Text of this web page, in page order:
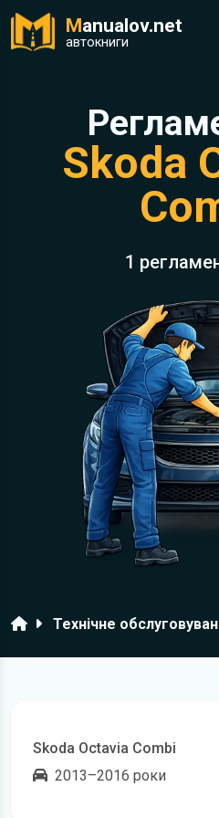
Manualov.net
автокниги
Skoda
1
ГоловнаТехнічне
Skoda Octavia Combi
2013–2016 роки